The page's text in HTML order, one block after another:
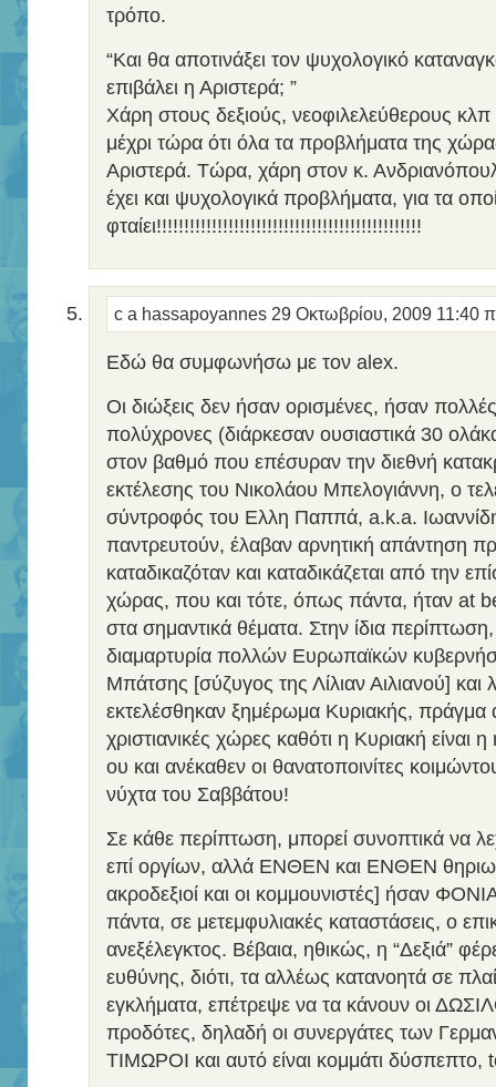
τρόπο.
“Και θα αποτινάξει τον ψυχολογικό
επιβάλει η Αριστερά; ”
Χάρη στους δεξιούς, νεοφιλελεύθερους
μέχρι τώρα ότι όλα τα προβλήματα της
Αριστερά. Τώρα, χάρη στον κ.
έχει και ψυχολογικά προβλήματα, για τα
φταίει!!!!!!!!!!!!!!!!!!!!!!!!!!!!!!!!!!!!!!!!!!!!!!!!
c a hassapoyannes 29 Οκτωβρίου, 2009 11:40
Eδώ θα συμφωνήσω με τον alex.
Οι διώξεις δεν ήσαν ορισμένες, ήσαν
πολύχρονες (διάρκεσαν ουσιαστικά 30
στον βαθμό που επέσυραν την διεθνή
εκτέλεσης του Νικολάου Μπελογιάννη, ο
σύντροφός του Ελλη Παππά, a.k.a.
παντρευτούν, έλαβαν αρνητική απάντηση
καταδικαζόταν και καταδικάζεται από την
χώρας, που και τότε, όπως πάντα, ήταν at
στα σημαντικά θέματα. Στην ίδια
διαμαρτυρία πολλών Ευρωπαϊκών
Μπάτσης [σύζυγος της Λίλιαν Αιλιανού] και
εκτελέσθηκαν ξημέρωμα Κυριακής, πράγμα
χριστιανικές χώρες καθότι η Κυριακή είναι
ου και ανέκαθεν οι θανατοποινίτες
νύχτα του Σαββάτου!
Σε κάθε περίπτωση, μπορεί συνοπτικά να
επί οργίων, αλλά ΕΝΘΕΝ και ΕΝΘΕΝ
ακροδεξιοί και οι κομμουνιστές] ήσαν
πάντα, σε μετεμφυλιακές καταστάσεις, ο
ανεξέλεγκτος. Βέβαια, ηθικώς, η “Δεξιά”
ευθύνης, διότι, τα αλλέως κατανοητά σε
εγκλήματα, επέτρεψε να τα κάνουν οι
προδότες, δηλαδή οι συνεργάτες των
ΤΙΜΩΡΟΙ και αυτό είναι κομμάτι